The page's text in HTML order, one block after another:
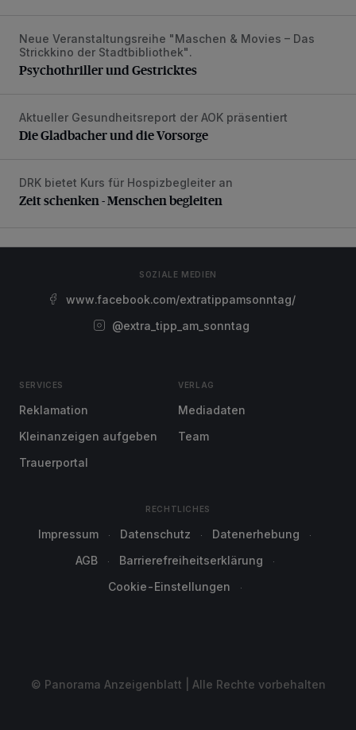
Psychothriller und Gestricktes
Neue Veranstaltungsreihe "Maschen & Movies – Das
Strickkino der Stadtbibliothek".
Psychothriller und Gestricktes
Die Gladbacher und die Vorsorge
Aktueller Gesundheitsreport der AOK präsentiert
Die Gladbacher und die Vorsorge
Zeit schenken - Menschen begleiten
DRK bietet Kurs für Hospizbegleiter an
Zeit schenken - Menschen begleiten
SOZIALE MEDIEN
www.facebook.com/extratippamsonntag/
@extra_tipp_am_sonntag
SERVICES
Reklamation
Kleinanzeigen aufgeben
Trauerportal
VERLAG
Mediadaten
Team
RECHTLICHES
Impressum Datenschutz
Datenerhebung
AGB
Barrierefreiheitserklärung
Cookie-Einstellungen
© Panorama Anzeigenblatt | Alle Rechte vorbehalten